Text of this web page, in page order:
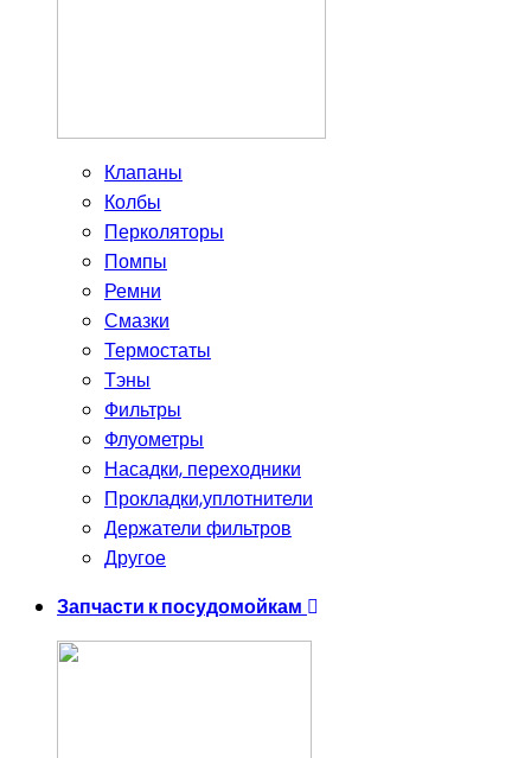
Клапаны
Колбы
Перколяторы
Помпы
Ремни
Смазки
Термостаты
Тэны
Фильтры
Флуометры
Насадки, переходники
Прокладки,уплотнители
Держатели фильтров
Другое
Запчасти к посудомойкам